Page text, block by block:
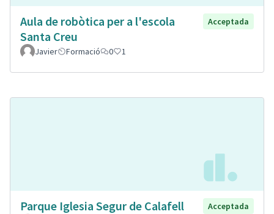
Aula de robòtica per a l'escola
Santa Creu
Acceptada
Javier Formació 0 1
Parque Iglesia Segur de Calafell
Acceptada